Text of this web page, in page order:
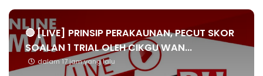
🔴 [LIVE] PRINSIP PERAKAUNAN, PECUT SKOR
SOALAN 1 TRIAL OLEH CIKGU WAN...
dalam 17 jam yang lalu